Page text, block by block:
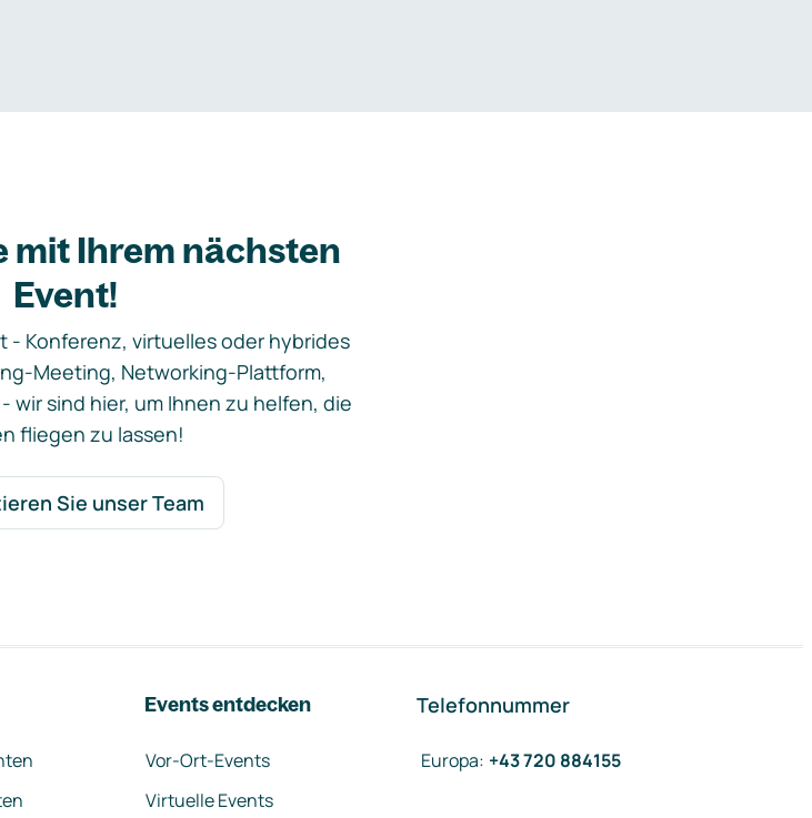
mit Ihrem nächsten
Event!
- Konferenz, virtuelles oder hybrides
Meeting, Networking-Plattform,
wir sind hier, um Ihnen zu helfen, die
fliegen zu lassen!
Sie unser Team
Events entdecken
Vor-Ort-Events
Virtuelle Events
Telefonnummer
Europa: +43 720 884155